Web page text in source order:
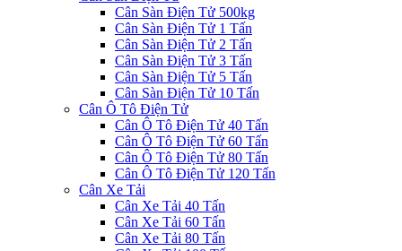
Cân Sàn Điện Tử 500kg
Cân Sàn Điện Tử 1 Tấn
Cân Sàn Điện Tử 2 Tấn
Cân Sàn Điện Tử 3 Tấn
Cân Sàn Điện Tử 5 Tấn
Cân Sàn Điện Tử 10 Tấn
Cân Ô Tô Điện Tử
Cân Ô Tô Điện Tử 40 Tấn
Cân Ô Tô Điện Tử 60 Tấn
Cân Ô Tô Điện Tử 80 Tấn
Cân Ô Tô Điện Tử 120 Tấn
Cân Xe Tải
Cân Xe Tải 40 Tấn
Cân Xe Tải 60 Tấn
Cân Xe Tải 80 Tấn